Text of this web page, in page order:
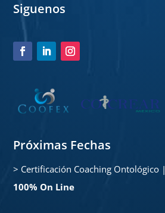
Siguenos
Próximas Fechas
> Certificación Coaching Ontológico |
100% On Line